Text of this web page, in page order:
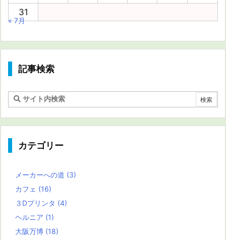
31
« 7月
記事検索
カテゴリー
メーカーへの道 (3)
カフェ (16)
３Dプリンタ (4)
ヘルニア (1)
大阪万博 (18)